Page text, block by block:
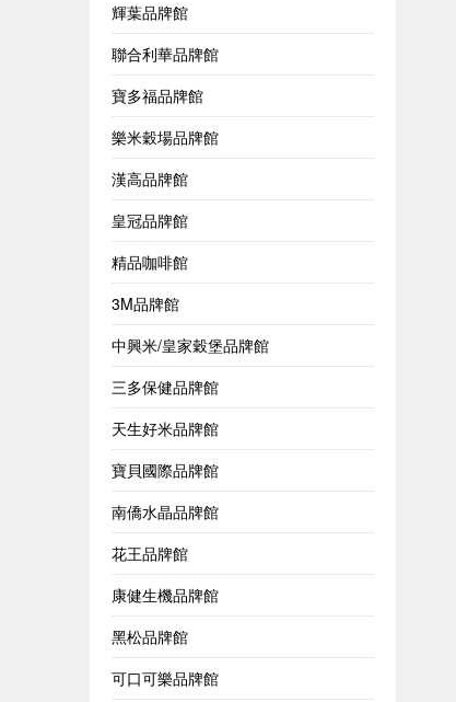
輝葉品牌館
聯合利華品牌館
寶多福品牌館
樂米穀場品牌館
漢高品牌館
皇冠品牌館
精品咖啡館
3M品牌館
中興米/皇家穀堡品牌館
三多保健品牌館
天生好米品牌館
寶貝國際品牌館
南僑水晶品牌館
花王品牌館
康健生機品牌館
黑松品牌館
可口可樂品牌館